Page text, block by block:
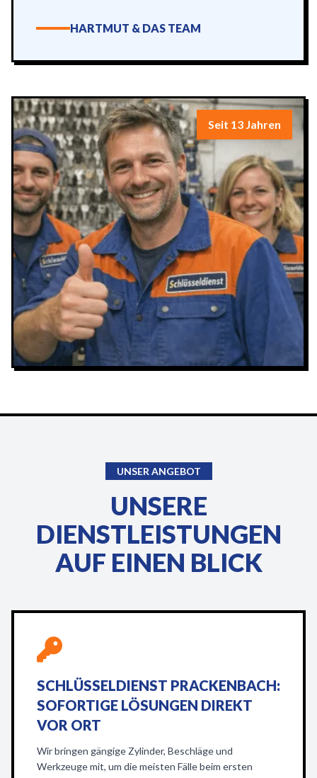
HARTMUT & DAS TEAM
Seit 13 Jahren
UNSER ANGEBOT
UNSERE
DIENSTLEISTUNGEN
AUF EINEN BLICK
SCHLÜSSELDIENST PRACKENBACH:
SOFORTIGE LÖSUNGEN DIREKT
VOR ORT
Wir bringen gängige Zylinder, Beschläge und
Werkzeuge mit, um die meisten Fälle beim ersten